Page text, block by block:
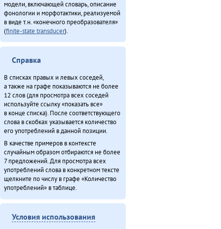
Итого
модели, включающей словарь, описание
фонологии и морфотактики, реализуемой
в виде т.н. «конечного преобразователя»
(finite-state transducer).
Справка
В списках правых и левых соседей,
а также на графе показываются не более
12 слов (для просмотра всех соседей
используйте ссылку «показать все»
в конце списка). После соответствующего
слова в скобках указывается количество
его употреблений в данной позиции.
В качестве примеров в контексте
случайным образом отбираются не более
7 предложений. Для просмотра всех
употреблений слова в конкретном тексте
щелкните по числу в графе «Количество
употреблений» в таблице.
Условия использования